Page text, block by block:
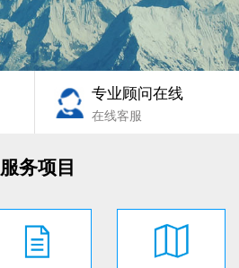
专业顾问在线
在线客服
服务项目